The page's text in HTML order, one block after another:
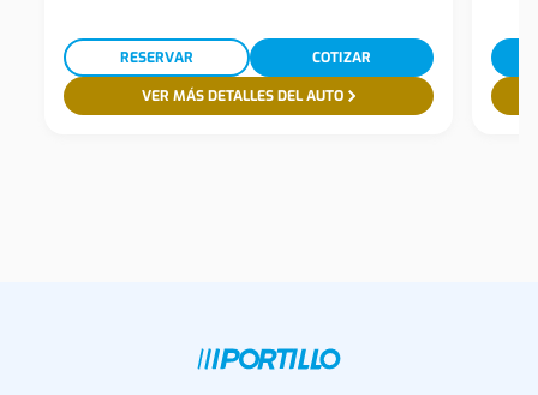
RESERVAR
COTIZAR
VER MÁS DETALLES DEL AUTO